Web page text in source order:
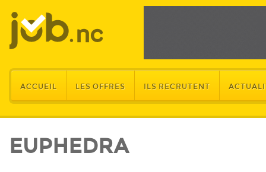
ACCUEIL LES OFFRES ILS RECRUTENT
EUPHEDRA